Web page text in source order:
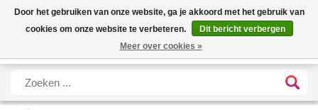
Nieuwe levertijd: 1 tot 3 werkdagen | Nu 25% korting op gehele assortiment
Carfume met kortingscode ''verfrissend''
X
Door het gebruiken van onze website, ga je akkoord met het gebruik van
cookies om onze website te verbeteren.
Dit bericht verbergen
Meer over cookies »